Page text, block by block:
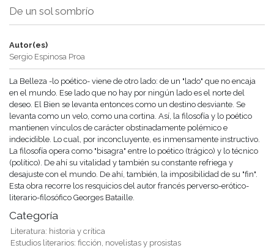
De un sol sombrío
Autor(es)
Sergio Espinosa Proa
La Belleza -lo poético- viene de otro lado: de un "lado" que no encaja
en el mundo. Ese lado que no hay por ningún lado es el norte del
deseo. El Bien se levanta entonces como un destino desviante. Se
levanta como un velo, como una cortina. Así, la filosofía y lo poético
mantienen vínculos de carácter obstinadamente polémico e
indecidible. Lo cual, por inconcluyente, es inmensamente instructivo.
La filosofía opera como "bisagra" entre lo poético (trágico) y lo técnico
(político). De ahí su vitalidad y también su constante refriega y
desajuste con el mundo. De ahí, también, la imposibilidad de su "fin".
Esta obra recorre los resquicios del autor francés perverso-erótico-
literario-filosófico Georges Bataille.
Categoría
Literatura: historia y crítica
Estudios literarios: ficción, novelistas y prosistas